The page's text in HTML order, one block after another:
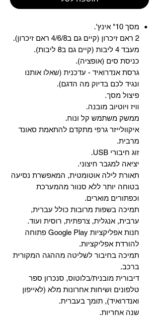
מסך 10" אינץ'.
2 ראם זיכרון (קיים גם ב4/6/8 ראם זיכרון).
מעבד 4 ליבות (קיים גם ב8 ליבות).
כניסת סים (אופציה).
גרסת אנדרואיד - עדכנית (שאלו אותנו
ונגיד לכם בדיוק מה הדגם).
פיצול מסך.
וויז ויוטיוב מובנה.
ממשק משתמש קל ונוח.
איקוולייזר גרפי מתקדם להתאמת סאונד
מרבית.
זוג חיבורי USB.
יציאה למגבר חיצוני.
תאורת לילה אוטומטית, המאפשרת נסיעה
בטוחה יותר ללא סנוור מהמערכת
וכפתורים מוארים.
תמיכה בשפות מרובות כולל עברית,
ערבית, אנגלית, צרפתית, רוסית ועוד.
‏חנות אפליקציות Google Play פתוחה
להורדת אפליקציות.
‏תמיכה בחיבור לשליטה מההגה המקורית
ברכב.
‏דיבורית מובנית/בלוטוס, ‏סנכרון ספר
טלפונים ושיחות אחרונות מלא (לאייפון
ואנדרואיד), תומך בעברית.
שנה אחריות.